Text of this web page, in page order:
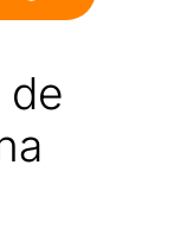
de